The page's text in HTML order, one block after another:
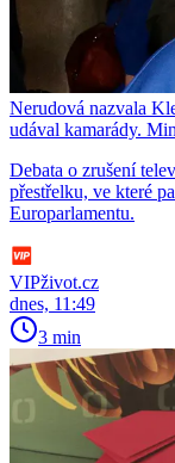
Nerudová nazvala
udával kamarády.
Debata o zrušení
přestřelku, ve které
Europarlamentu.
VIPživot.cz
dnes, 11:49
3 min